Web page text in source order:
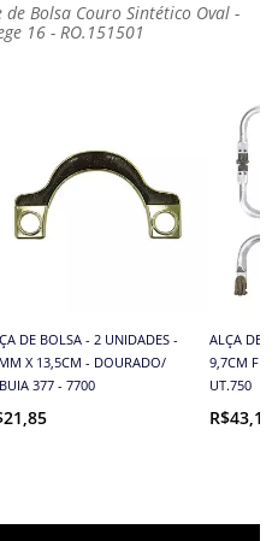
Bolsa Couro Sintético Oval -
16 - RO.151501
DE BOLSA - 2 UNIDADES -
X 13,5CM - DOURADO/
377 - 7700
ALÇA DE
9,7CM
UT.750
R$43,13